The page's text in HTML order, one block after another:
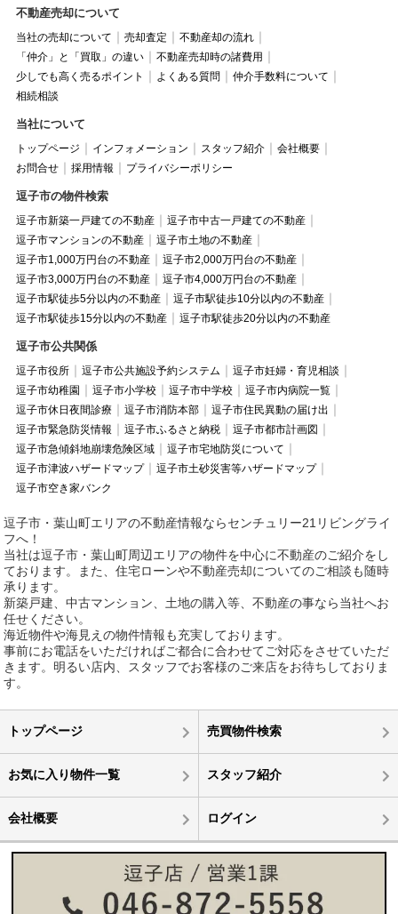
不動産売却について
当社の売却について 売却査定
不動産却の流れ
「仲介」と「買取」の違い
不動産売却時の諸費用
少しでも高く売るポイント
よくある質問
仲介手数料について
相続相談
当社について
トップページ インフォメーション スタッフ紹介
会社概要
お問合せ
採用情報 プライバシーポリシー
逗子市の物件検索
逗子市新築一戸建ての不動産
逗子市中古一戸建ての不動産
逗子市マンションの不動産
逗子市土地の不動産
逗子市1,000万円台の不動産
逗子市2,000万円台の不動産
逗子市3,000万円台の不動産
逗子市4,000万円台の不動産
逗子市駅徒歩5分以内の不動産
逗子市駅徒歩10分以内の不動産
逗子市駅徒歩15分以内の不動産
逗子市駅徒歩20分以内の不動産
逗子市公共関係
逗子市役所 逗子市公共施設予約システム
逗子市妊婦・育児相談
逗子市幼稚園
逗子市小学校 逗子市中学校
逗子市内病院一覧
逗子市休日夜間診療
逗子市消防本部
逗子市住民異動の届け出
逗子市緊急防災情報
逗子市ふるさと納税
逗子市都市計画図
逗子市急傾斜地崩壊危険区域
逗子市宅地防災について
逗子市津波ハザードマップ
逗子市土砂災害等ハザードマップ
逗子市空き家バンク
逗子市・葉山町エリアの不動産情報ならセンチュリー21リビングライ
フへ！
当社は逗子市・葉山町周辺エリアの物件を中心に不動産のご紹介をし
ております。また、住宅ローンや不動産売却についてのご相談も随時
承ります。
新築戸建、中古マンション、土地の購入等、不動産の事なら当社へお
任せください。
海近物件や海見えの物件情報も充実しております。
事前にお電話をいただければご都合に合わせてご対応をさせていただ
きます。明るい店内、スタッフでお客様のご来店をお待ちしておりま
す。
トップページ 売買物件検索
お気に入り物件一覧 スタッフ紹介
会社概要 ログイン